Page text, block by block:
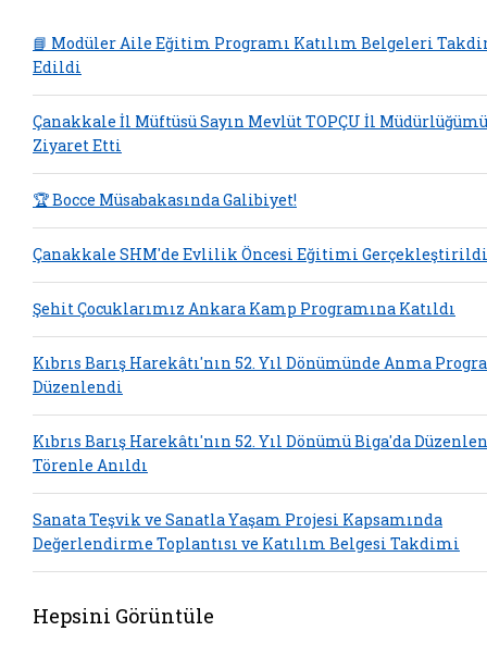
📘 Modüler Aile Eğitim Programı Katılım Belgeleri
Edildi
Çanakkale İl Müftüsü Sayın Mevlüt TOPÇU İl
Ziyaret Etti
🏆 Bocce Müsabakasında Galibiyet!
Çanakkale SHM'de Evlilik Öncesi Eğitimi Gerçekleştirildi
Şehit Çocuklarımız Ankara Kamp Programına Katıldı
Kıbrıs Barış Harekâtı'nın 52. Yıl Dönümünde Anma
Düzenlendi
Kıbrıs Barış Harekâtı'nın 52. Yıl Dönümü Biga'da
Törenle Anıldı
Sanata Teşvik ve Sanatla Yaşam Projesi Kapsamında
Değerlendirme Toplantısı ve Katılım Belgesi Takdimi
Hepsini Görüntüle